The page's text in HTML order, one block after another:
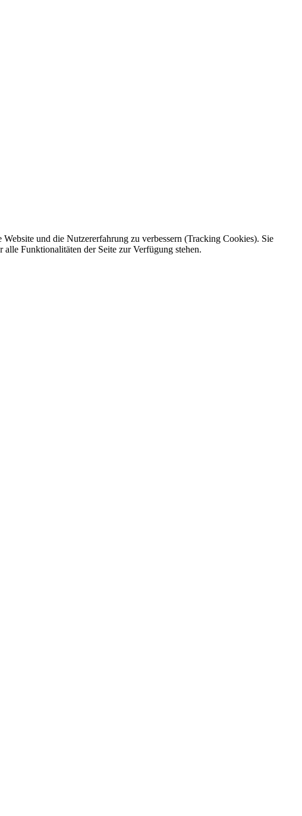
und die Nutzererfahrung zu verbessern (Tracking Cookies). Sie
Funktionalitäten der Seite zur Verfügung stehen.